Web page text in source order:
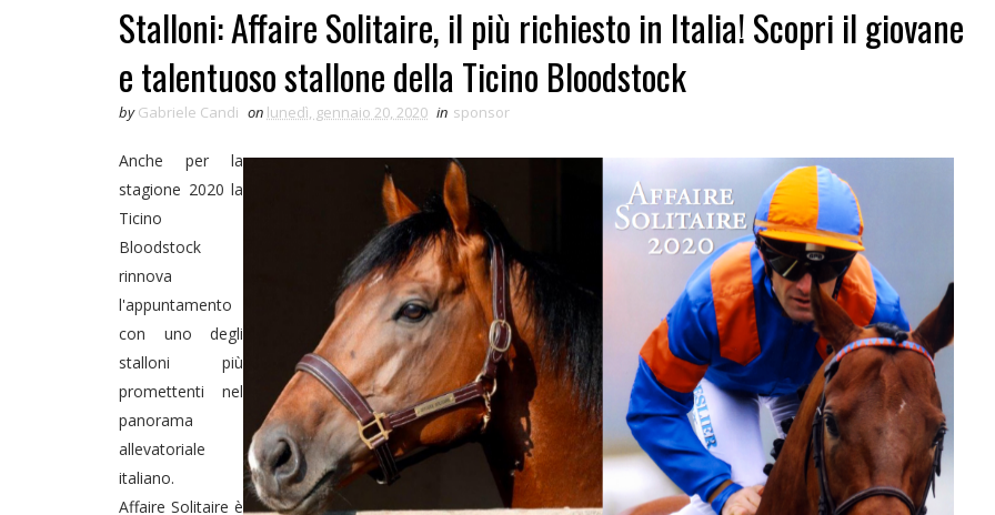
Stalloni: Affaire Solitaire, il più richiesto in Italia! Scopri il giovane
e talentuoso stallone della Ticino Bloodstock
by Gabriele Candi on lunedì, gennaio 20, 2020 in sponsor
Anche per la
stagione 2020 la
Ticino
Bloodstock
rinnova
l'appuntamento
con uno degli
stalloni più
promettenti nel
panorama
allevatoriale
italiano.
Affaire Solitaire è